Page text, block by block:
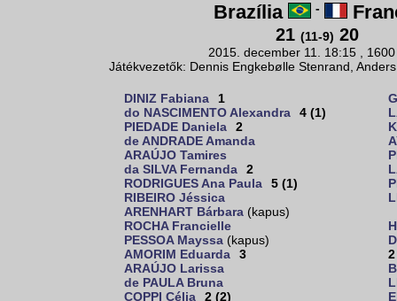
Brazília -
21 (11-9) 20
2015. december 11. 18:15 ,
Játékvezetők: Dennis Engkebølle Stenrand,
DINIZ Fabiana
1
do NASCIMENTO Alexandra
4 (1)
PIEDADE Daniela
2
de ANDRADE Amanda
ARAÚJO Tamires
da SILVA Fernanda
2
RODRIGUES Ana Paula
5 (1)
RIBEIRO Jéssica
ARENHART Bárbara (kapus)
ROCHA Francielle
PESSOA Mayssa (kapus)
AMORIM Eduarda
3
ARAÚJO Larissa
de PAULA Bruna
COPPI Célia
2 (2)
2